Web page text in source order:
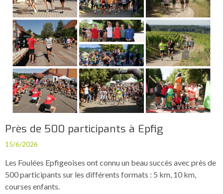
Près de 500 participants à Epfig
15/6/2026
Les Foulées Epfigeoises ont connu un beau succès avec près de
500 participants sur les différents formats : 5 km, 10 km,
courses enfants.